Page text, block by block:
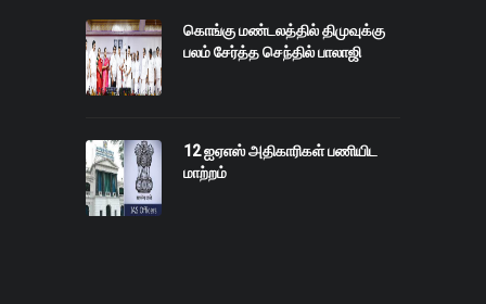
கொங்கு மண்டலத்தில் திமுவுக்கு
பலம் சேர்த்த செந்தில் பாலாஜி
12 ஐஏஎஸ் அதிகாரிகள் பணியிட
மாற்றம்